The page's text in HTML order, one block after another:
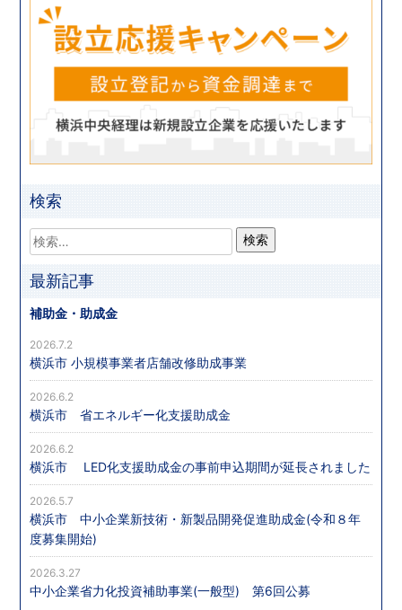
検索
最新記事
補助金・助成金
横浜市 小規模事業者店舗改修助成事業
2026.7.2
横浜市 省エネルギー化支援助成金
2026.6.2
横浜市 LED化支援助成金の事前申込期間が延長されました
2026.6.2
横浜市 中小企業新技術・新製品開発促進助成金(令和８年
度募集開始)
2026.5.7
中小企業省力化投資補助事業(一般型) 第6回公募
2026.3.27